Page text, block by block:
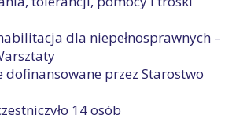
dla niepełnosprawnych –
dofinansowane przez Starostwo
14 osób